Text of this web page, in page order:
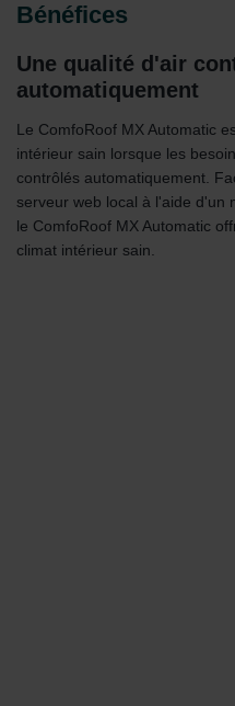
Bénéfices
Une qualité d'air
automatiquement
Le ComfoRoof MX Automatic
intérieur sain lorsque les
contrôlés automatiquement.
serveur web local à l'aide d'un
le ComfoRoof MX Automatic
climat intérieur sain.